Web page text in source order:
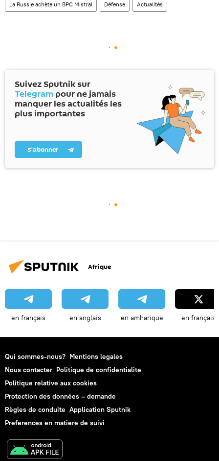
La Russie achète un BPC Mistral Défense Actualités
Suivez Sputnik sur
Telegram pour ne jamais
manquer les actualités les
plus importantes
S’abonner
Afrique
en français en anglais en amharique en français
Qui sommes-nous? Mentions legales
Nous contacter Politique de confidentialite
Politique relative aux cookies
Protection des données – demande
Règles de conduite Application Sputnik
Preferences en matiere de suivi